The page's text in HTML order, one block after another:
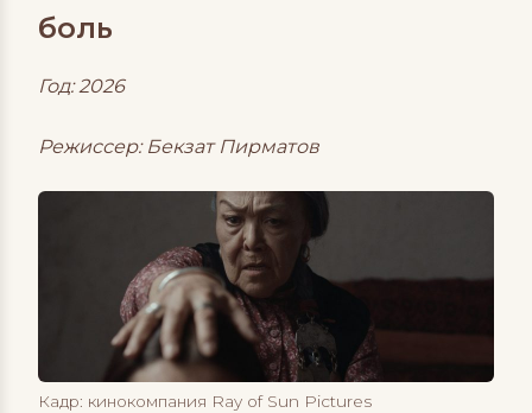
боль
Год: 2026
Режиссер:Бекзат Пирматов
Кадр: кинокомпания Ray of Sun Pictures